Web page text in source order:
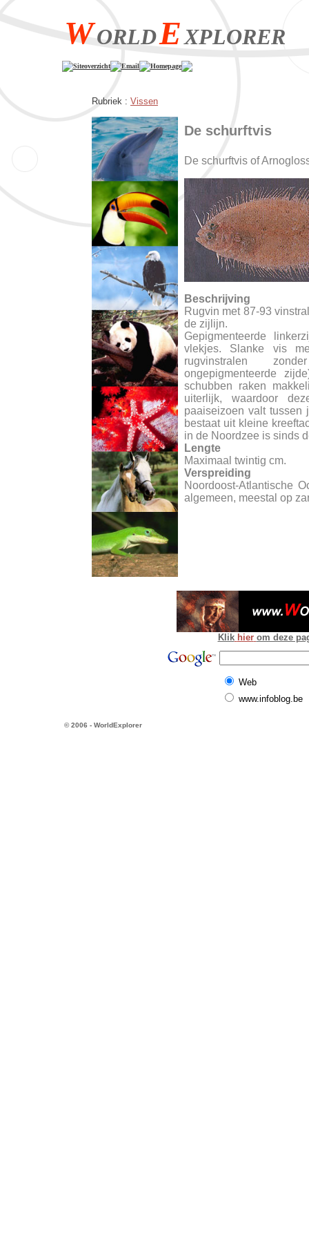
WORLDEXPLORER
Siteoverzicht Email Homepage
Rubriek : Vissen
De schurftvis
De schurftvis of
Beschrijving
Rugvin met 87-93
de zijlijn.
Gepigmenteerde
vlekjes. Slanke vis
rugvinstralen
ongepigmenteerde
schubben raken
uiterlijk, waardoor
paaiseizoen valt tussen
bestaat uit kleine
in de Noordzee is sinds
Lengte
Maximaal twintig cm.
Verspreiding
Noordoost-Atlantische
algemeen, meestal op
Klik hier om deze
Web
www.infoblog.be
© 2006 - WorldExplorer